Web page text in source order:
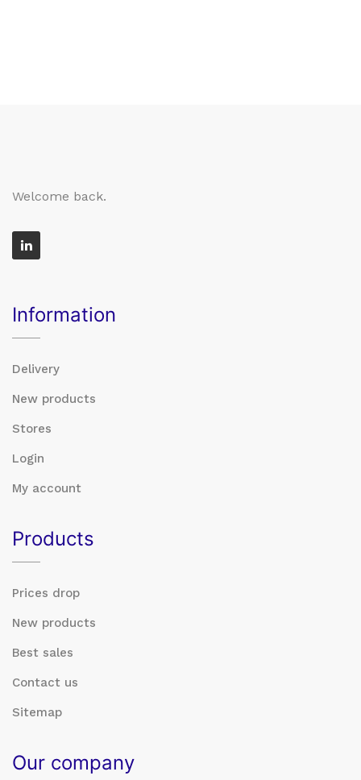
Welcome back.
Information
Delivery
New products
Stores
Login
My account
Products
Prices drop
New products
Best sales
Contact us
Sitemap
Our company